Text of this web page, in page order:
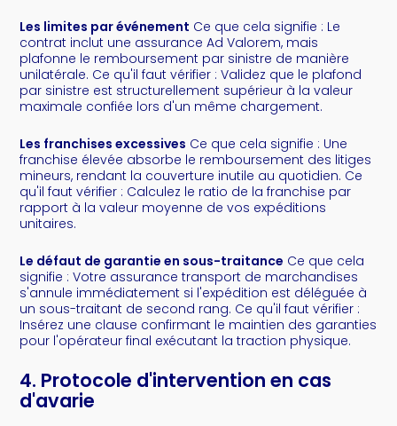
Les limites par événement Ce que cela signifie : Le
contrat inclut une assurance Ad Valorem, mais
plafonne le remboursement par sinistre de manière
unilatérale. Ce qu'il faut vérifier : Validez que le plafond
par sinistre est structurellement supérieur à la valeur
maximale confiée lors d'un même chargement.
Les franchises excessives Ce que cela signifie : Une
franchise élevée absorbe le remboursement des litiges
mineurs, rendant la couverture inutile au quotidien. Ce
qu'il faut vérifier : Calculez le ratio de la franchise par
rapport à la valeur moyenne de vos expéditions
unitaires.
Le défaut de garantie en sous-traitance Ce que cela
signifie : Votre assurance transport de marchandises
s'annule immédiatement si l'expédition est déléguée à
un sous-traitant de second rang. Ce qu'il faut vérifier :
Insérez une clause confirmant le maintien des garanties
pour l'opérateur final exécutant la traction physique.
4. Protocole d'intervention en cas
d'avarie